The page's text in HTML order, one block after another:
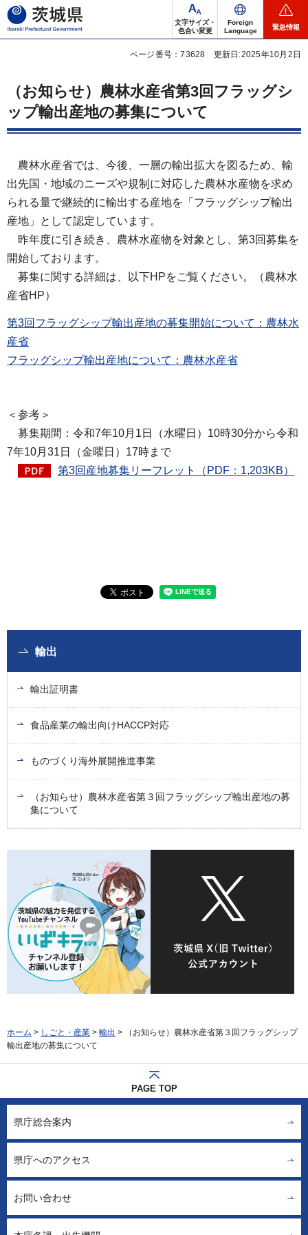
茨城県
文字サイズ・
色合い変更
Foreign
Language
緊急情報
ページ番号：73628 更新日:2025年10月2日
（お知らせ）農林水産省第3回フラッグシ
ップ輸出産地の募集について
農林水産省では、今後、一層の輸出拡大を図るため、輸
出先国・地域のニーズや規制に対応した農林水産物を求め
られる量で継続的に輸出する産地を「フラッグシップ輸出
産地」として認定しています。
昨年度に引き続き、農林水産物を対象とし、第3回募集を
開始しております。
募集に関する詳細は、以下HPをご覧ください。（農林水
産省HP）
第3回フラッグシップ輸出産地の募集開始について：農林水
産省
フラッグシップ輸出産地について：農林水産省
＜参考＞
募集期間：令和7年10月1日（水曜日）10時30分から令和
7年10月31日（金曜日）17時まで
第3回産地募集リーフレット（PDF：1,203KB）
輸出
輸出証明書
食品産業の輸出向けHACCP対応
ものづくり海外展開推進事業
（お知らせ）農林水産省第３回フラッグシップ輸出産地の募
集について
ホーム > しごと・産業 > 輸出 > （お知らせ）農林水産省第３回フラッグシップ
輸出産地の募集について
PAGE TOP
県庁総合案内
県庁へのアクセス
お問い合わせ